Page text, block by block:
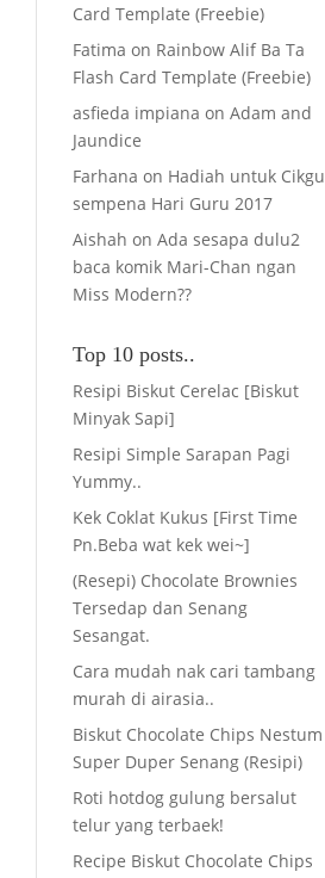
Card Template (Freebie)
Fatima on Rainbow Alif Ba Ta
Flash Card Template (Freebie)
asfieda impiana onAdam and
Jaundice
Farhana on Hadiah untuk Cikgu
sempena Hari Guru 2017
Aishah onAda sesapa dulu2
baca komik Mari-Chan ngan
Miss Modern??
Top 10 posts..
Resipi Biskut Cerelac [Biskut
Minyak Sapi]
Resipi Simple Sarapan Pagi
Yummy..
Kek Coklat Kukus [First Time
Pn.Beba wat kek wei~]
(Resepi) Chocolate Brownies
Tersedap dan Senang
Sesangat.
Cara mudah nak cari tambang
murah di airasia..
Biskut Chocolate Chips Nestum
Super Duper Senang (Resipi)
Roti hotdog gulung bersalut
telur yang terbaek!
Recipe Biskut Chocolate Chips